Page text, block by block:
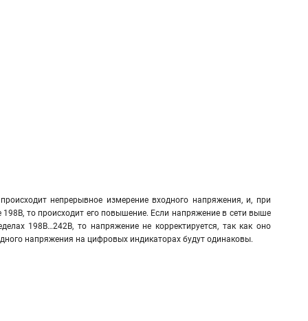
непрерывное измерение входного напряжения, и, при
то происходит его повышение. Если напряжение в сети выше
198В…242В, то напряжение не корректируется, так как оно
напряжения на цифровых индикаторах будут одинаковы.